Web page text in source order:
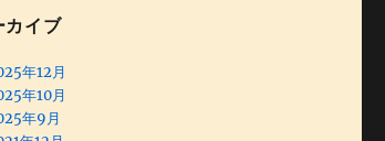
カイブ
年12月
年10月
年9月